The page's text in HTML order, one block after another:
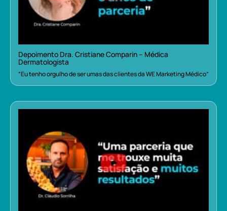
Depoimento Dra. Cristiane Comparin – Médica
Dermatologista
“Eu tenho orgulho de ser umas das clientes da WE Marketing Médico”